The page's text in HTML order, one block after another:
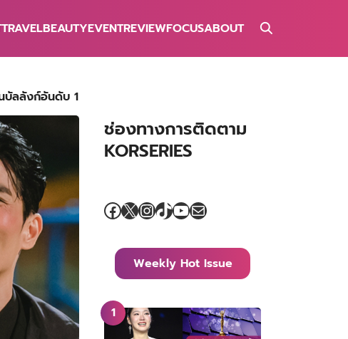
TRAVELBEAUTYEVENTREVIEWFOCUSABOUT
บัลลังก์อันดับ 1
ช่องทางการติดตาม
KORSERIES
Facebook
X Instagram
TikTok
YouTube
Mail
Weekly Hot Issue